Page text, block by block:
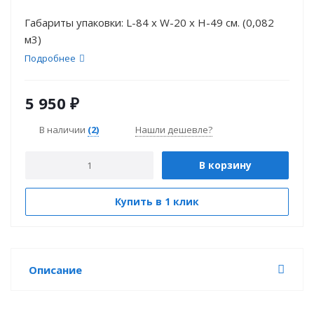
Габариты упаковки: L-84 x W-20 x H-49 см. (0,082
м3)
Подробнее
5 950 ₽
В наличии (2) Нашли дешевле?
В корзину
Купить в 1 клик
Описание